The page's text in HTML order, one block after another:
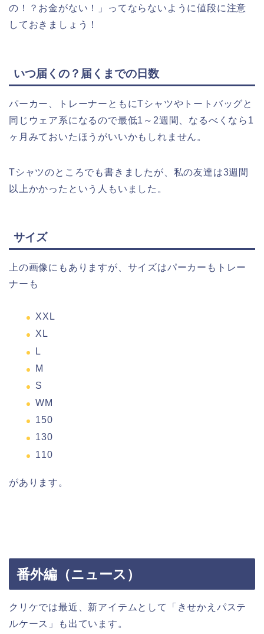
の！？お金がない！」ってならないように値段に注意
しておきましょう！
いつ届くの？届くまでの日数
パーカー、トレーナーともにTシャツやトートバッグと
同じウェア系になるので最低1～2週間、なるべくなら1
ヶ月みておいたほうがいいかもしれません。
Tシャツのところでも書きましたが、私の友達は3週間
以上かかったという人もいました。
サイズ
上の画像にもありますが、サイズはパーカーもトレー
ナーも
XXL
XL
L
M
S
WM
150
130
110
があります。
番外編（ニュース）
クリケでは最近、新アイテムとして「きせかえパステ
ルケース」も出ています。